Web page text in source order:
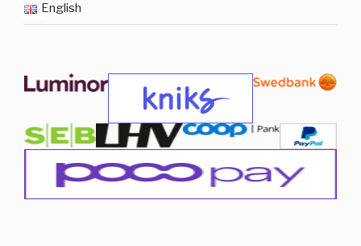
English